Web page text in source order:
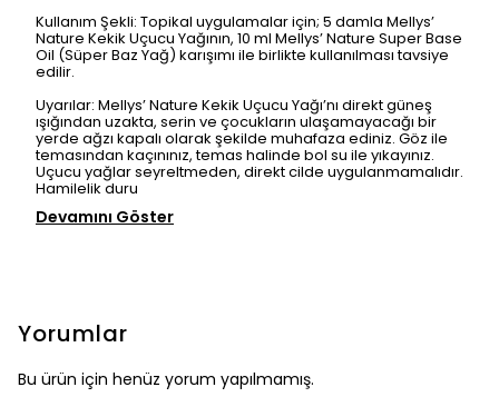
Kullanım Şekli: Topikal uygulamalar için; 5 damla Mellys’
Nature Kekik Uçucu Yağının, 10 ml Mellys’ Nature Super Base
Oil (Süper Baz Yağ) karışımı ile birlikte kullanılması tavsiye
edilir.
Uyarılar: Mellys’ Nature Kekik Uçucu Yağı’nı direkt güneş
ışığından uzakta, serin ve çocukların ulaşamayacağı bir
yerde ağzı kapalı olarak şekilde muhafaza ediniz. Göz ile
temasından kaçınınız, temas halinde bol su ile yıkayınız.
Uçucu yağlar seyreltmeden, direkt cilde uygulanmamalıdır.
Hamilelik duru
Devamını Göster
Yorumlar
Bu ürün için henüz yorum yapılmamış.